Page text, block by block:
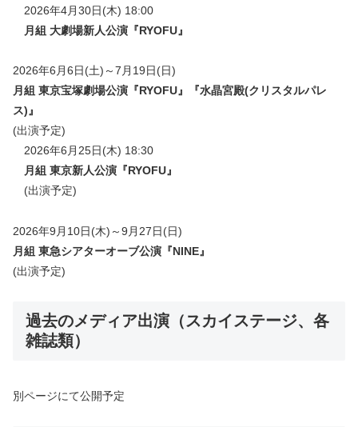
2026年4月30日(木) 18:00
月組 大劇場新人公演『RYOFU』
2026年6月6日(土)～7月19日(日)
月組 東京宝塚劇場公演『RYOFU』『水晶宮殿(クリスタルパレ
ス)』
(出演予定)
2026年6月25日(木) 18:30
月組 東京新人公演『RYOFU』
(出演予定)
2026年9月10日(木)～9月27日(日)
月組 東急シアターオーブ公演『NINE』
(出演予定)
過去のメディア出演（スカイステージ、各
雑誌類）
別ページにて公開予定